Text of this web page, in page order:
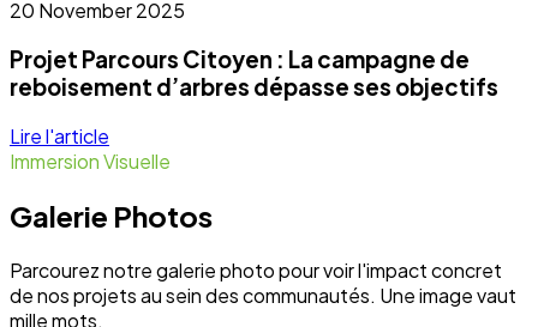
20 November 2025
Projet Parcours Citoyen : La campagne de
reboisement d’arbres dépasse ses objectifs
Lire l'article
Immersion Visuelle
Galerie Photos
Parcourez notre galerie photo pour voir l'impact concret
de nos projets au sein des communautés. Une image vaut
mille mots.